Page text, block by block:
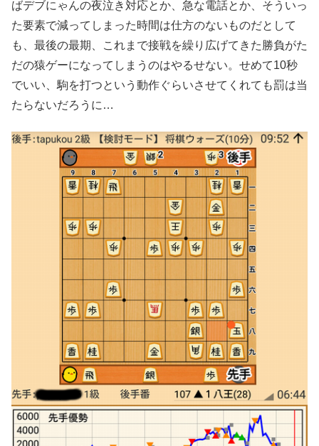
ばデブにゃんの夜泣き対応とか、急な電話とか、そういっ
た要素で減ってしまった時間は仕方のないものだとして
も、最後の最期、これまで接戦を繰り広げてきた勝負がた
だの猿ゲーになってしまうのはやるせない。せめて10秒
でいい、駒を打つという動作ぐらいさせてくれても罰は当
たらないだろうに…